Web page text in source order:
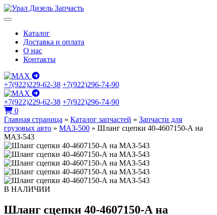
Каталог
Доставка и оплата
О нас
Контакты
+7(922)229-62-38 +7(922)296-74-90
+7(922)229-62-38 +7(922)296-74-90
0
Главная страница » Каталог запчастей » Запчасти для
грузовых авто » МАЗ-500 » Шланг сцепки 40-4607150-А на
МАЗ-543
В НАЛИЧИИ
Шланг сцепки 40-4607150-А на